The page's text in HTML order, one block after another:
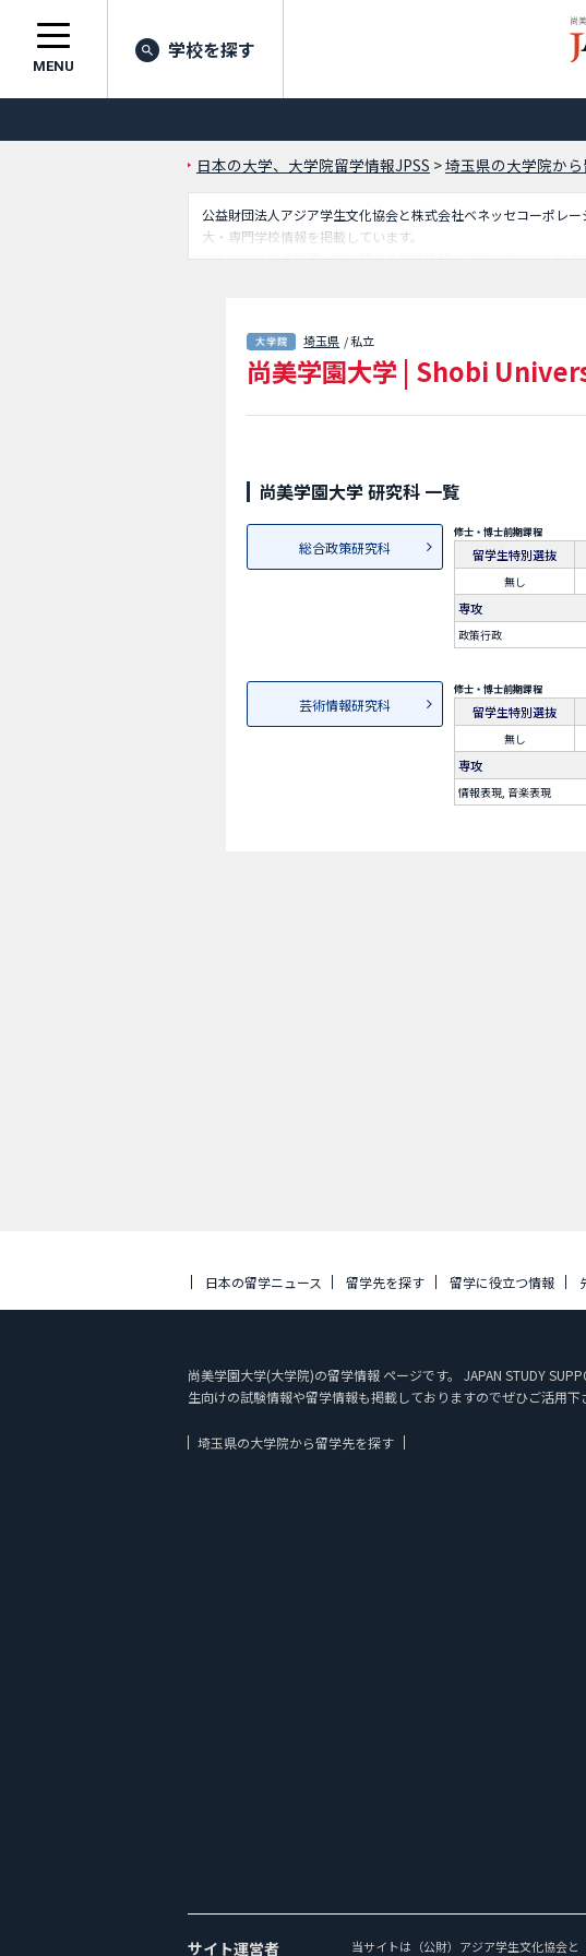
尚
MENU
学校を探す
日本の大学、大学院留学情報JPSS >埼玉県の大学院か
公益財団法人アジア学生文化協会と株式会社ベネッセコーポレ
大・専門学校情報を掲載しています。
こちらでは尚美学園大学に関する詳細情報を記載しており、総
埼玉県 / 私立
尚美学園大学 | Shobi
尚美学園大学 研究科 一覧
総合政策研究科
修士・博士前期課程
留学生特別選抜
無し
専攻
政策行政
芸術情報研究科
修士・博士前期課程
留学生特別選抜
無し
専攻
情報表現, 音楽表現
日本の留学ニュース 留学先を探す 留学に役立つ情報
尚美学園大学(大学院)の留学情報 ページです。 JAPAN STUDY
生向けの試験情報や留学情報も掲載しておりますのでぜひご活用下
埼玉県の大学院から留学先を探す
サイト運営者 当サイトは（公財）アジア学生文化協会と